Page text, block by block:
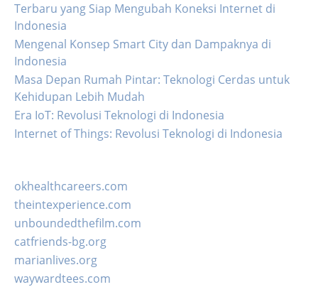
Terbaru yang Siap Mengubah Koneksi Internet di
Indonesia
Mengenal Konsep Smart City dan Dampaknya di
Indonesia
Masa Depan Rumah Pintar: Teknologi Cerdas untuk
Kehidupan Lebih Mudah
Era IoT: Revolusi Teknologi di Indonesia
Internet of Things: Revolusi Teknologi di Indonesia
okhealthcareers.com
theintexperience.com
unboundedthefilm.com
catfriends-bg.org
marianlives.org
waywardtees.com